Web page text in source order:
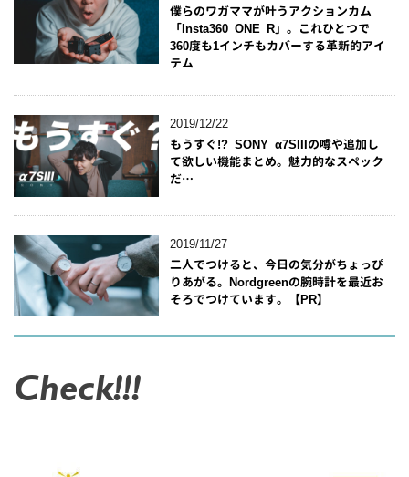
僕らのワガママが叶うアクションカム
「Insta360 ONE R」。これひとつで
360度も1インチもカバーする革新的アイ
テム
2019/12/22
もうすぐ!? SONY α7SIIIの噂や追加し
て欲しい機能まとめ。魅力的なスペック
だ…
2019/11/27
二人でつけると、今日の気分がちょっぴ
りあがる。Nordgreenの腕時計を最近お
そろでつけています。【PR】
Check!!!